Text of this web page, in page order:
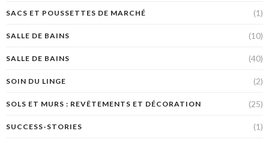
SACS ET POUSSETTES DE MARCHÉ (1)
SALLE DE BAINS (10)
SALLE DE BAINS (40)
SOIN DU LINGE (2)
SOLS ET MURS : REVÊTEMENTS ET DÉCORATION (25)
SUCCESS-STORIES (1)